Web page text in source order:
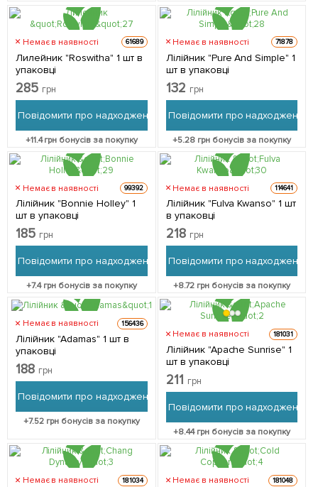
Немає в наявності 61689
Лилейник "Roswitha" 1 шт в
упаковці
285 грн
Повідомити про надходження
+11.4грн бонусів за покупку
Немає в наявності 71878
Лілійник "Pure And Simple" 1
шт в упаковці
132 грн
Повідомити про надходження
+5.28 грн бонусів за покупку
Немає в наявності 99392
Лілійник "Bonnie Holley" 1
шт в упаковці
185 грн
Повідомити про надходження
+7.4грн бонусів за покупку
Немає в наявності 114641
Лілійник "Fulva Kwanso" 1 шт
в упаковці
218 грн
Повідомити про надходження
+8.72 грн бонусів за покупку
Немає в наявності 156436
Лілійник "Adamas" 1 шт в
упаковці
188 грн
Повідомити про надходження
+7.52 грн бонусів за покупку
Немає в наявності 181031
Лілійник "Apache Sunrise" 1
шт в упаковці
211 грн
Повідомити про надходження
+8.44грн бонусів за покупку
Немає в наявності 181034 Немає в наявності 181048